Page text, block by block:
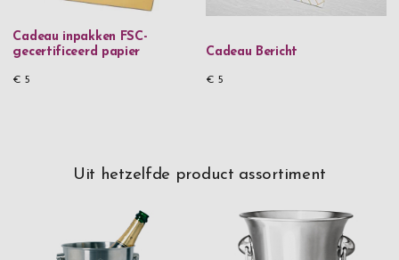
Cadeau inpakken FSC-
gecertificeerd papier
€ 5
Cadeau Bericht
€ 5
Uit hetzelfde product assortiment